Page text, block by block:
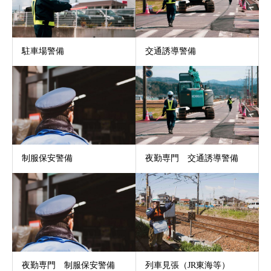
駐車場警備 交通誘導警備
制服保安警備 夜勤専門 交通誘導警備
夜勤専門 制服保安警備 列車見張（JR東海等）